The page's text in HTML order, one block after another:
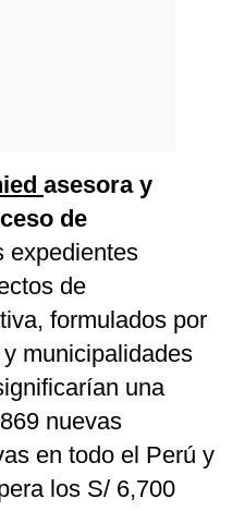
asesora y
de
expedientes
de
formulados por
municipalidades
una
nuevas
en todo el Perú y
los S/ 6,700